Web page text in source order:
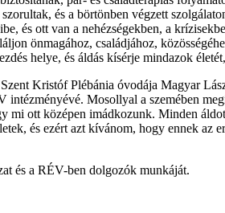
és a börtönben végzett
és ott van a nehézségekben, a
önmagához, családjához,
helye, és áldás kísérje mindazok
Kristóf Plébánia óvodája Magyar
Mosollyal a szemében
ott középen imádkozunk. Minden
és ezért azt kívánom, hogy ennek
és a RÉV-ben dolgozók munkáját.